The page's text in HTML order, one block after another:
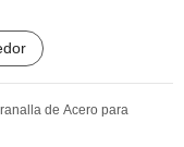
de Acero para